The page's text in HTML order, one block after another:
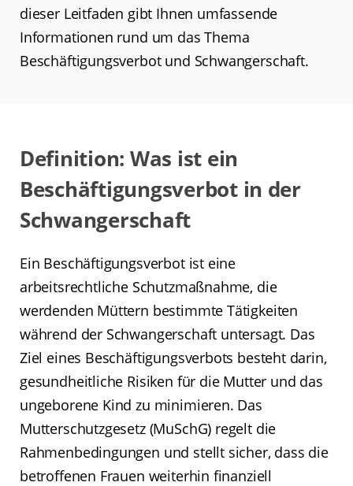
dieser Leitfaden gibt Ihnen umfassende
Informationen rund um das Thema
Beschäftigungsverbot und Schwangerschaft.
Definition: Was ist ein
Beschäftigungsverbot in der
Schwangerschaft
Ein Beschäftigungsverbot ist eine
arbeitsrechtliche Schutzmaßnahme, die
werdenden Müttern bestimmte Tätigkeiten
während der Schwangerschaft untersagt. Das
Ziel eines Beschäftigungsverbots besteht darin,
gesundheitliche Risiken für die Mutter und das
ungeborene Kind zu minimieren. Das
Mutterschutzgesetz (MuSchG) regelt die
Rahmenbedingungen und stellt sicher, dass die
betroffenen Frauen weiterhin finanziell